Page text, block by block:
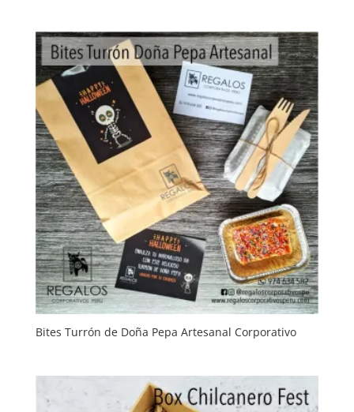
Bites Turrón de Doña Pepa Artesanal Corporativo